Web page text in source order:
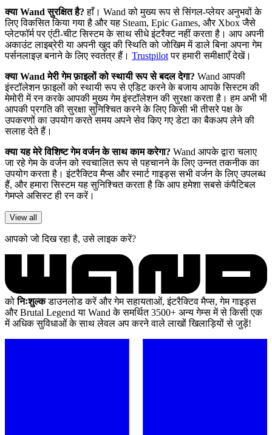
क्या Wand सुरक्षित है? हाँ। Wand को मुख्य रूप से सिंगल-प्लेयर अनुभवों के
लिए विकसित किया गया है और यह Steam, Epic Games, और Xbox जैसे
प्लेटफॉर्म पर एंटी-चीट सिस्टम के साथ सीधे इंटरैक्ट नहीं करता है। आप अपनी
अकाउंट लाइब्रेरी या अपनी खुद की स्थिति को जोखिम में डाले बिना अपना गेम
पर्सनलाइज़ बनाने के लिए स्वतंत्र हैं। Trustpilotपर हमारी समीक्षाएँ देखें।
क्या Wand मेरी गेम फ़ाइलों को स्थायी रूप से बदल देगा? Wand आपकी
इंस्टॉलेशन फ़ाइलों को स्थायी रूप से एडिट करने के बजाय आपके सिस्टम की
मेमोरी में रन करके आपकी मुख्य गेम इंस्टॉलेशन की सुरक्षा करता है। हम अभी भी
आपकी प्रगति की सुरक्षा सुनिश्चित करने के लिए किसी भी तीसरे पक्ष के
उपकरणों का उपयोग करते समय अपने सेव किए गए डेटा का बैकअप लेने की
सलाह देते हैं।
क्या यह मेरे विशिष्ट गेम वर्जन के साथ काम करेगा? Wand आपके द्वारा चलाए
जा रहे गेम के वर्जन को स्वचालित रूप से पहचानने के लिए उन्नत तकनीक का
उपयोग करता है। इंटरैक्टिव मैप्स और स्मार्ट गाइड्स सभी वर्जन के लिए उपलब्ध
हैं, और हमारा सिस्टम यह सुनिश्चित करता है कि आप हमेशा सबसे कंपैटिबल
गेमप्ले असिस्ट ही रन करें।
View all
आपको जो दिख रहा है, उसे लाइक करें?
कोनिःशुल्कडाउनलोड करें और गेम सहायताओं, इंटरैक्टिव मैप्स, गेम गाइड्स
और Brutal Legend या Wand के समर्थित 3500+ अन्य गेम्स में से किसी एक
में अधिक सुविधाओं के साथ लेवल अप करने वाले लाखों खिलाड़ियों से जुड़ें!